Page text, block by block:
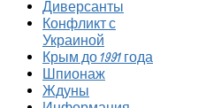
Диверсанты
Конфликт с
Украиной
Крым до 1991 года
Шпионаж
Ждуны